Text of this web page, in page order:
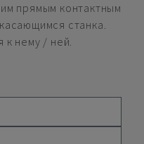
прямым контактным
станка.
к нему / ней.